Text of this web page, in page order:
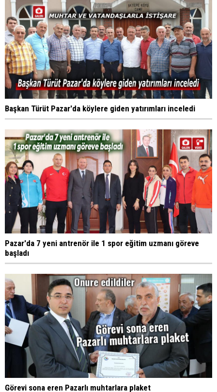
Başkan Türüt Pazar'da köylere giden yatırımları inceledi
Pazar'da 7 yeni antrenör ile 1 spor eğitim uzmanı göreve
başladı
Görevi sona eren Pazarlı muhtarlara plaket